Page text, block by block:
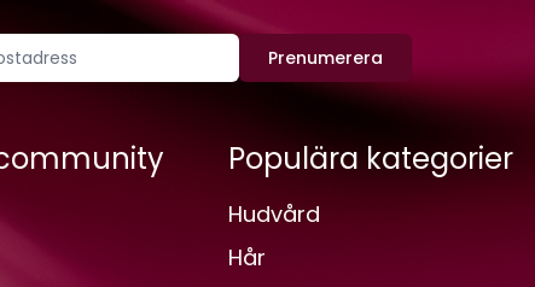
Prenumerera
Populära kategorier
Hudvård
Hår